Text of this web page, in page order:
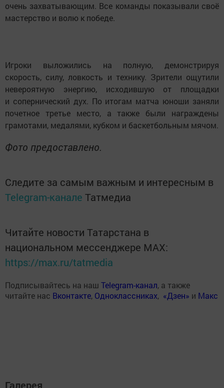
очень захватывающим. Все команды показывали своё
мастерство и волю к победе.
Игроки выложились на полную, демонстрируя
скорость, силу, ловкость и технику. Зрители ощутили
невероятную энергию, исходившую от площадки
и сопернический дух. По итогам матча юноши заняли
почетное третье место, а также были награждены
грамотами, медалями, кубком и баскетбольным мячом.
Фото предоставлено.
Следите за самым важным и интересным в
Telegram-канале Татмедиа
Читайте новости Татарстана в
национальном мессенджере MАХ:
https://max.ru/tatmedia
Подписывайтесь на наш Telegram-канал, а также
читайте нас Вконтакте, Одноклассниках, «Дзен» и Макс
Галерея